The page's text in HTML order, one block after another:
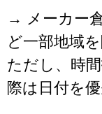
→ メーカー
ど一部地域
ただし、時
際は日付を